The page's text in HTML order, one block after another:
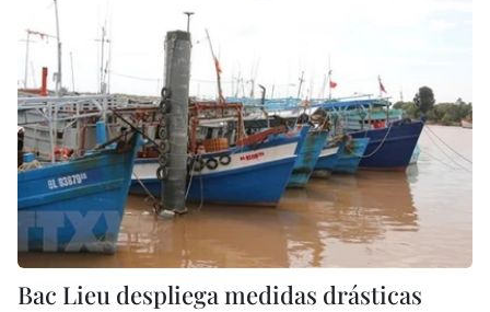
Bac Lieu despliega medidas drásticas